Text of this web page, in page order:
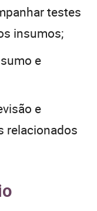
testes
insumos;
e
e
relacionados